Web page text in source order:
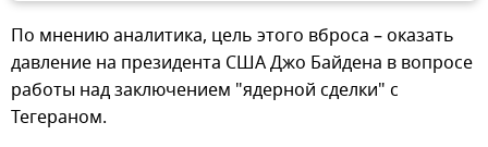
По мнению аналитика, цель этого вброса – оказать
давление на президента США Джо Байдена в вопросе
работы над заключением "ядерной сделки" с
Тегераном.